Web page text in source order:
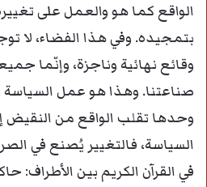
الواقع كما هو والعمل على
بتمجيده. وفي هذا الفضاء، لا
وقائع نهائية وناجزة، وإنّما
صناعتنا. وهذا هو عمل
وحدها تقلب الواقع من النقيض
السياسة، فالتغيير يُصنع في
في القرآن الكريم بين الأطراف: